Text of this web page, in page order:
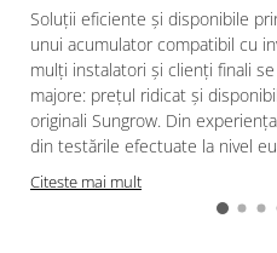
Soluții eficiente și disponibile
unui acumulator compatibil cu
mulți instalatori și clienți finali
majore: prețul ridicat și
originali Sungrow. Din
din testările efectuate la nivel
Citeste mai mult